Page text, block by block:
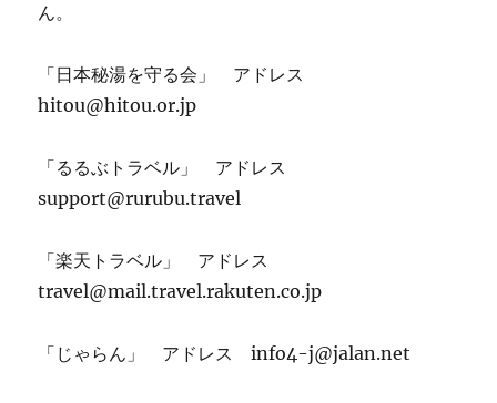
ん。
「日本秘湯を守る会」 アドレス
hitou@hitou.or.jp
「るるぶトラベル」 アドレス
support@rurubu.travel
「楽天トラベル」 アドレス
travel@mail.travel.rakuten.co.jp
「じゃらん」 アドレス info4-j@jalan.net